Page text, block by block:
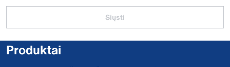
Siųsti
Produktai